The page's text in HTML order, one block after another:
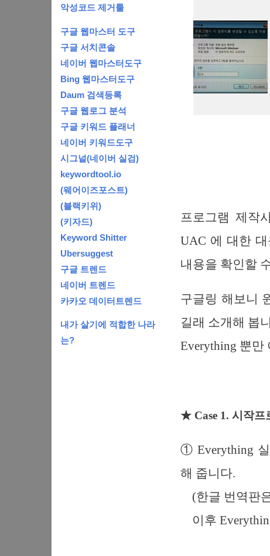
프로그램 제작
UAC 에 대한
내용을 확인할
구글링 해보니
길래 소개해 봅
Everything 뿐만
★ Case 1. 시작프
① Everything 실
해 줍니다.
(한글 번역판
이후
악성코드 제거툴
구글 웹마스터 도구
구글 서치콘솔
네이버 웹마스터도구
Bing 웹마스터도구
Daum 검색등록
구글 웹로그 분석
구글 키워드 플래너
네이버 키워드도구
시그널(네이버 실검)
keywordtool.io
(웨어이즈포스트)
(블랙키위)
(키자드)
Keyword Shitter
Ubersuggest
구글 트렌드
네이버 트렌드
카카오 데이터트렌드
내가 살기에 적합한 나라
는?